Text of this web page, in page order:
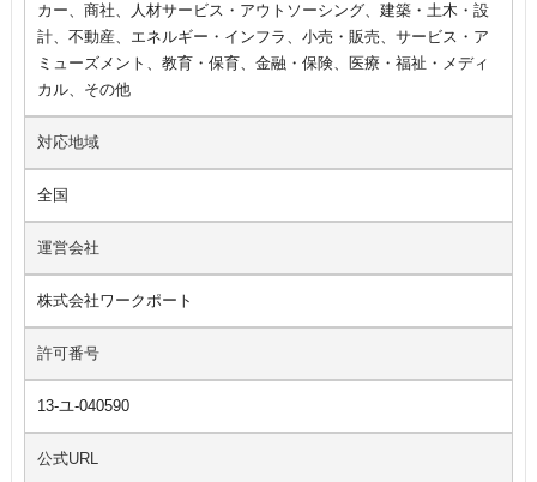
カー、商社、人材サービス・アウトソーシング、建築・土木・設
計、不動産、エネルギー・インフラ、小売・販売、サービス・ア
ミューズメント、教育・保育、金融・保険、医療・福祉・メディ
カル、その他
対応地域
全国
運営会社
株式会社ワークポート
許可番号
13-ユ-040590
公式URL